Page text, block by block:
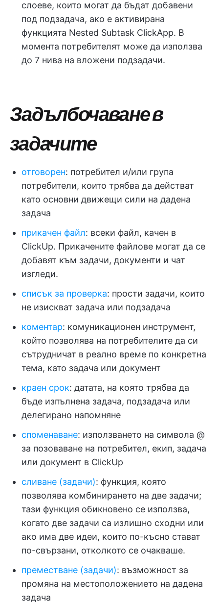
слоеве, които могат да бъдат добавени
под подзадача, ако е активирана
функцията Nested Subtask ClickApp. В
момента потребителят може да използва
до 7 нива на вложени подзадачи.
Задълбочаване в
задачите
отговорен: потребител и/или група
потребители, които трябва да действат
като основни движещи сили на дадена
задача
прикачен файл: всеки файл, качен в
ClickUp. Прикачените файлове могат да се
добавят към задачи, документи и чат
изгледи.
списък за проверка: прости задачи, които
не изискват задача или подзадача
коментар: комуникационен инструмент,
който позволява на потребителите да си
сътрудничат в реално време по конкретна
тема, като задача или документ
краен срок: датата, на която трябва да
бъде изпълнена задача, подзадача или
делегирано напомняне
споменаване: използването на символа @
за позоваване на потребител, екип, задача
или документ в ClickUp
сливане (задачи): функция, която
позволява комбинирането на две задачи;
тази функция обикновено се използва,
когато две задачи са излишно сходни или
ако има две идеи, които по-късно стават
по-свързани, отколкото се очакваше.
преместване (задачи): възможност за
промяна на местоположението на дадена
задача